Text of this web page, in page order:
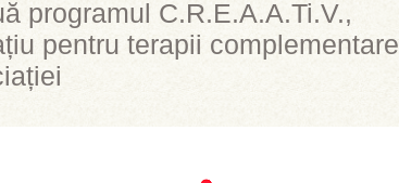
programul C.R.E.A.A.Ti.V.,
pentru terapii complementare